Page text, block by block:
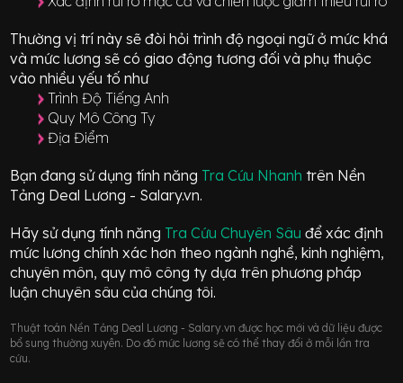
Thường vị trí này sẽ đòi hỏi trình độ ngoại ngữ ở mứckhá
và mức lương sẽ có giao động tương đối và phụ thuộc
vào nhiều yếu tố như
Trình Độ Tiếng Anh
Quy Mô Công Ty
Địa Điểm
Bạn đang sử dụng tính năng Tra Cứu Nhanh trên Nền
Tảng Deal Lương - Salary.vn.
Hãy sử dụng tính năng Tra Cứu Chuyên Sâuđể xác định
mức lương chính xác hơn theo ngành nghề, kinh nghiệm,
chuyên môn, quy mô công ty dựa trên phương pháp
luận chuyên sâu của chúng tôi.
Thuật toán Nền Tảng Deal Lương - Salary.vn được học mới và dữ liệu được
bổ sung thường xuyên. Do đó mức lương sẽ có thể thay đổi ở mỗi lần tra
cứu.